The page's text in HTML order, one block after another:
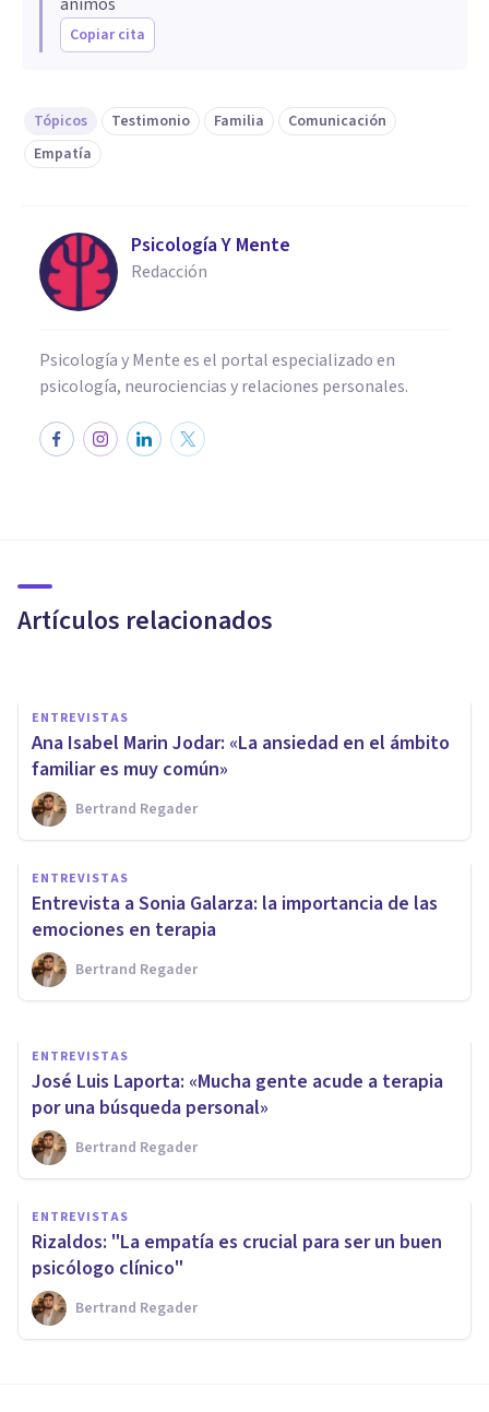
Copiar cita
Tópicos Testimonio Familia
Comunicación
Empatía
Psicología Y Mente
Redacción
Psicología y Mente es el portal especializado en
psicología, neurociencias y relaciones personales.
Artículos relacionados
nutre a la relación de pareja»
ENTREVISTAS
Ana Isabel Marin Jodar: «La ansiedad en el ámbito
familiar es muy común»
Bertrand Regader
ENTREVISTAS
Entrevista a Sonia Galarza: la importancia de las
emociones en terapia
Bertrand Regader
ENTREVISTAS
Boschetti: “El coaching ayuda
a liberar todo el talento del
cliente”
Bertrand Regader
ENTREVISTAS
José Luis Laporta: «Mucha gente acude a terapia
por una búsqueda personal»
Bertrand Regader
ENTREVISTAS
Rizaldos: "La empatía es crucial para ser un buen
psicólogo clínico"
Bertrand Regader